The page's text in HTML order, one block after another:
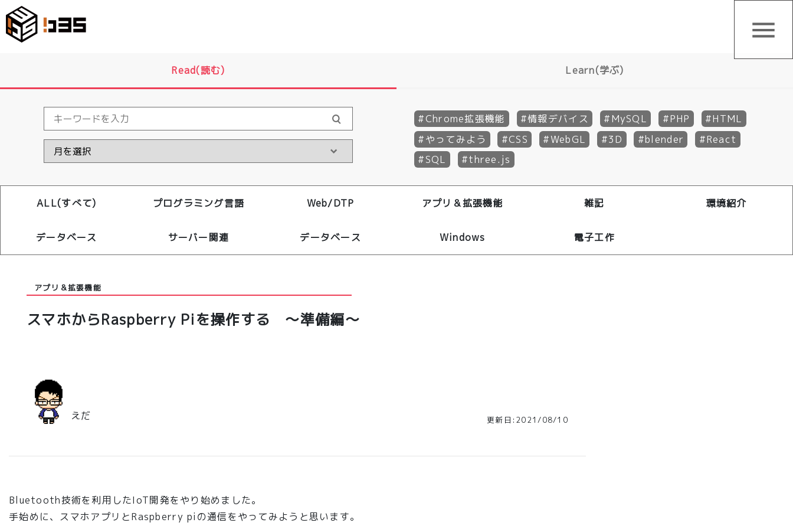
menu
Read(読む) Learn(学ぶ)
Chrome拡張機能 情報デバイス MySQL PHP
HTML
やってみよう
CSS WebGL 3D blender
React
SQL
three.js
ALL(すべて) プログラミング言語 Web/DTP アプリ＆拡張機能 雑記 環境紹介
データベース サーバー関連 データベース Windows 電子工作
アプリ＆拡張機能
スマホからRaspberry Piを操作する ～準備編～
えだ 更新日:2021/08/10
Bluetooth技術を利用したIoT開発をやり始めました。
手始めに、スマホアプリとRaspberry piの通信をやってみようと思います。